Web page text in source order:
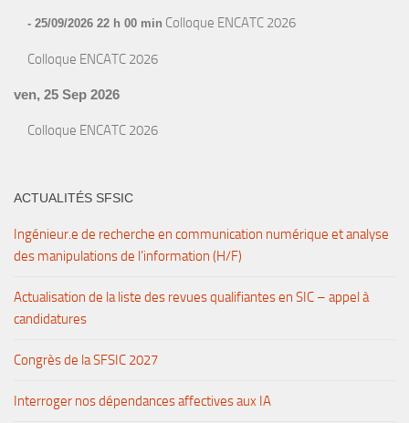
- 25/09/2026 22 h 00 min Colloque ENCATC 2026
Colloque ENCATC 2026
ven, 25 Sep 2026
Colloque ENCATC 2026
ACTUALITÉS SFSIC
Ingénieur.e de recherche en communication numérique et analyse
des manipulations de l’information (H/F)
Actualisation de la liste des revues qualifiantes en SIC – appel à
candidatures
Congrès de la SFSIC 2027
Interroger nos dépendances affectives aux IA